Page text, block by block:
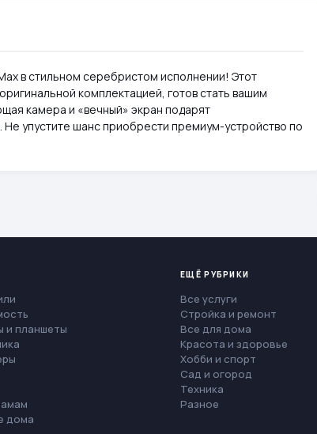
в стильном серебристом исполнении! Этот
комплектацией, готов стать вашим
камера и «вечный» экран подарят
упустите шанс приобрести премиум-устройство по
и планшеты
дома
ЕЩЁ РУБРИКИ
Все услуги
Стройка и ремонт
Все для дома
Красота и здоровье
Хобби и спорт
Сад и огород
Техника
Разное